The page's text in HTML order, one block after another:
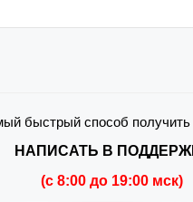
быстрый способ
НАПИСАТЬ В
(c 8:00 до 19:00 мск)